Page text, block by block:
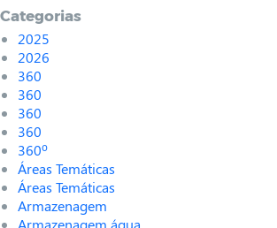
Categorias
2025
2026
360
360
360
360
360º
Áreas Temáticas
Áreas Temáticas
Armazenagem
Armazenagem água